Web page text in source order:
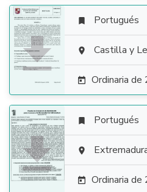

 Portugués
 Castilla y
 Ordinaria de

 Portugués

 Ordinaria de